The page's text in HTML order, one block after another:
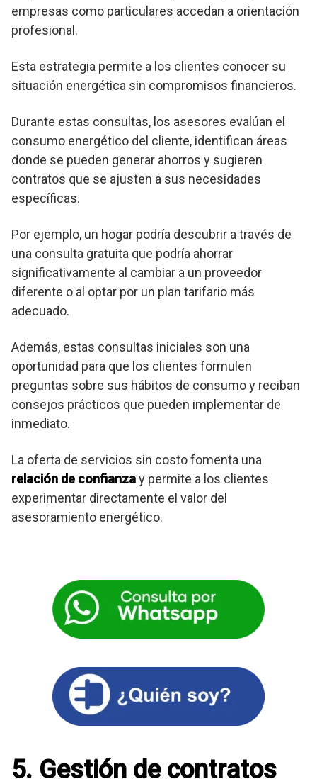
empresas como particulares accedan a orientación
profesional.
Esta estrategia permite a los clientes conocer su
situación energética sin compromisos financieros.
Durante estas consultas, los asesores evalúan el
consumo energético del cliente, identifican áreas
donde se pueden generar ahorros y sugieren
contratos que se ajusten a sus necesidades
específicas.
Por ejemplo, un hogar podría descubrir a través de
una consulta gratuita que podría ahorrar
significativamente al cambiar a un proveedor
diferente o al optar por un plan tarifario más
adecuado.
Además, estas consultas iniciales son una
oportunidad para que los clientes formulen
preguntas sobre sus hábitos de consumo y reciban
consejos prácticos que pueden implementar de
inmediato.
La oferta de servicios sin costo fomenta una
relación de confianzay permite a los clientes
experimentar directamente el valor del
asesoramiento energético.
5. Gestión de contratos